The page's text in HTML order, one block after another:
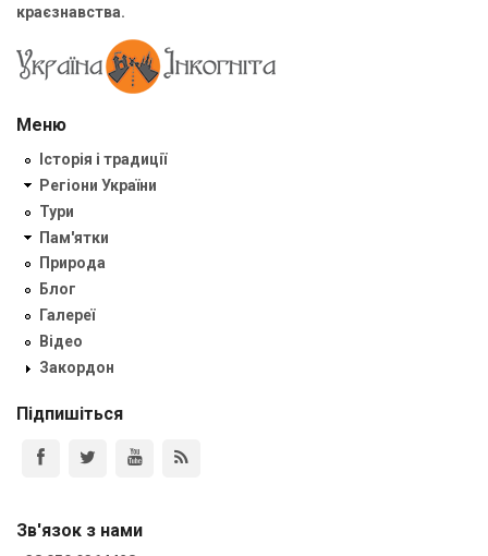
краєзнавства.
Меню
Історія і традиції
Регіони України
Тури
Пам'ятки
Природа
Блог
Галереї
Відео
Закордон
Підпишіться
Зв'язок з нами